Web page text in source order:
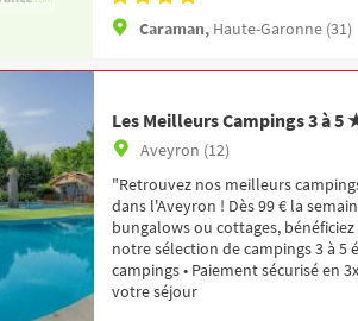
Caraman, Haute-Garonne (31)
Les Meilleurs Campings 3 à
Aveyron (12)
"Retrouvez nos meilleurs
dans l'Aveyron ! Dès 99 € la
bungalows ou cottages,
notre sélection de campings 3 à 5
campings • Paiement sécurisé en
votre séjour